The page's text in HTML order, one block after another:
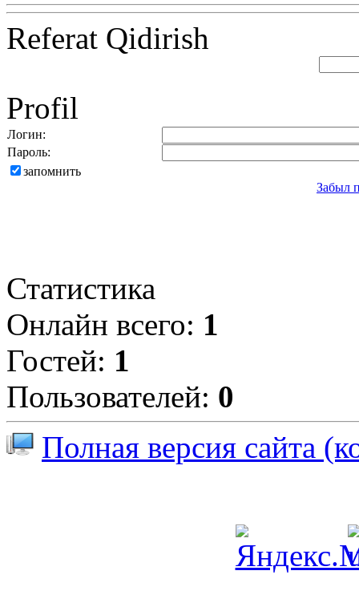
Referat Qidirish
Profil
Логин:
Пароль:
запомнить
Забыл
Статистика
Онлайн всего: 1
Гостей: 1
Пользователей: 0
Полная версия сайта